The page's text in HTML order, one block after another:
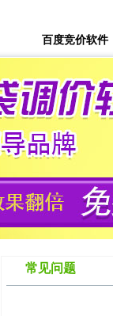
百度竞价软件
常见问题